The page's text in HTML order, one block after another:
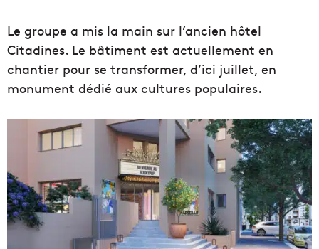
Le groupe a mis la main sur l’ancien hôtel
Citadines. Le bâtiment est actuellement en
chantier pour se transformer, d’ici juillet, en
monument dédié aux cultures populaires.